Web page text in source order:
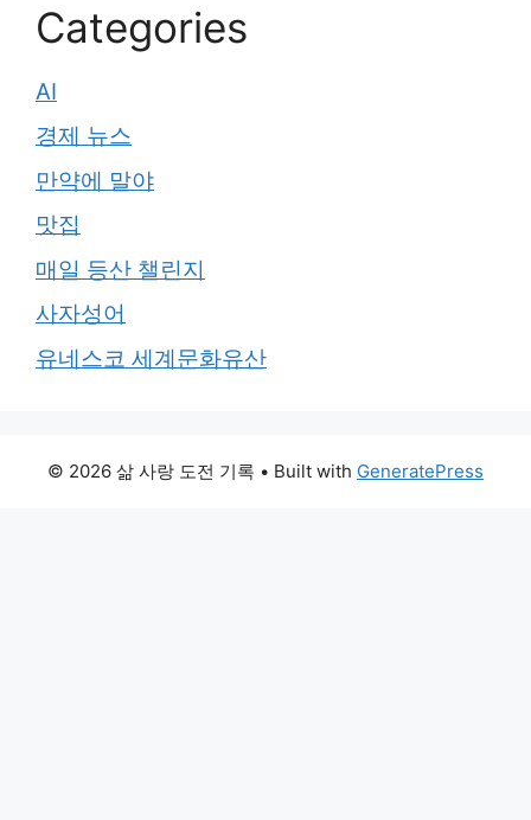
Categories
AI
경제 뉴스
만약에 말야
맛집
매일 등산 챌린지
사자성어
유네스코 세계문화유산
© 2026 삶 사랑 도전 기록 • Built with GeneratePress